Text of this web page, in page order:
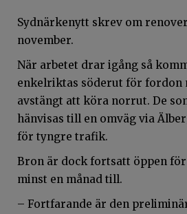
Sydnärkenytt skrev om
november.
När arbetet drar igång så
enkelriktas söderut för fordon
avstängt att köra norrut. De
hänvisas till en omväg via
för tyngre trafik.
Bron är dock fortsatt öppen
minst en månad till.
– Fortfarande är den